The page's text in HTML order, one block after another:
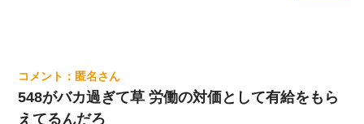
匿名
548がバカ過ぎて草 労働の対価として有給をもら
えてるんだろ